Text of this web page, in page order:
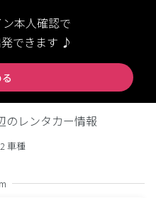
本人確認で
できます ♪
のレンタカー情報
車種